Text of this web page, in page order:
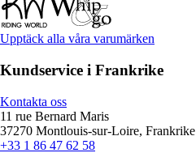
Upptäck alla våra varumärken
Kundservice i Frankrike
Kontakta oss
11 rue Bernard Maris
37270 Montlouis-sur-Loire, Frankrike
+33 1 86 47 62 58